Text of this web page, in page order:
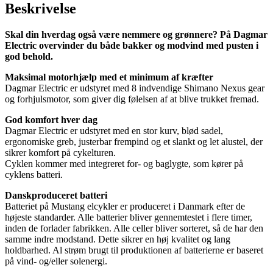
Beskrivelse
Skal din hverdag også være nemmere og grønnere? På Dagmar
Electric overvinder du både bakker og modvind med pusten i
god behold.
Maksimal motorhjælp med et minimum af kræfter
Dagmar Electric er udstyret med 8 indvendige Shimano Nexus gear
og forhjulsmotor, som giver dig følelsen af at blive trukket fremad.
God komfort hver dag
Dagmar Electric er udstyret med en stor kurv, blød sadel,
ergonomiske greb, justerbar frempind og et slankt og let alustel, der
sikrer komfort på cykelturen.
Cyklen kommer med integreret for- og baglygte, som kører på
cyklens batteri.
Danskproduceret batteri
Batteriet på Mustang elcykler er produceret i Danmark efter de
højeste standarder. Alle batterier bliver gennemtestet i flere timer,
inden de forlader fabrikken. Alle celler bliver sorteret, så de har den
samme indre modstand. Dette sikrer en høj kvalitet og lang
holdbarhed. Al strøm brugt til produktionen af batterierne er baseret
på vind- og/eller solenergi.